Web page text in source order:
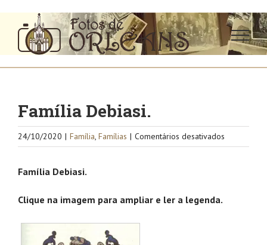
conteúdo
Família Debiasi.
24/10/2020 | Família, Famílias | Comentários desativados
Família
Família Debiasi.
Clique na imagem para ampliar e ler a legenda.